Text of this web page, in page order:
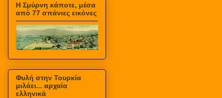
Η Σμύρνη κάποτε, μέσα
από 77 σπάνιες εικόνες
Φυλή στην Τουρκία
μιλάει... αρχαία
ελληνικά